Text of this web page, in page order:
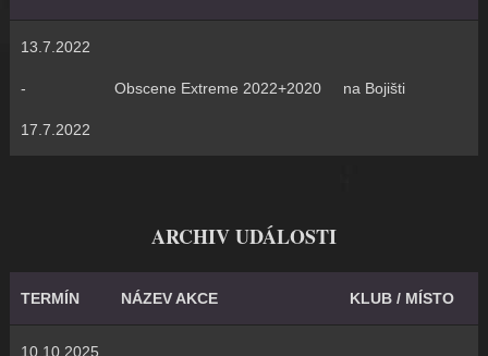
13.7.2022
-
17.7.2022
Obscene Extreme 2022+2020 na Bojišti
ARCHIV UDÁLOSTI
TERMÍN NÁZEV AKCE KLUB / MÍSTO
10.10.2025